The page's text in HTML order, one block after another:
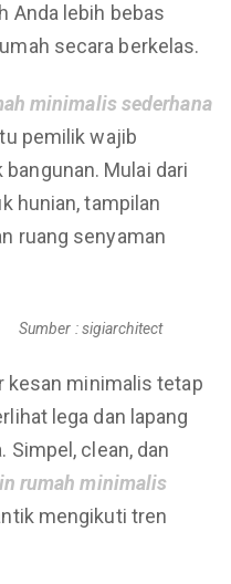
Anda lebih bebas
secara berkelas.
minimalissederhana
pemilik wajib
Mulai dari
hunian, tampilan
ruang senyaman
Sumber : sigiarchitect
kesan minimalis tetap
lega dan lapang
Simpel, clean, dan
rumah minimalis
mengikuti tren